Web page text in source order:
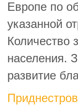
Европе по
указанной
Количество
населения.
развитие